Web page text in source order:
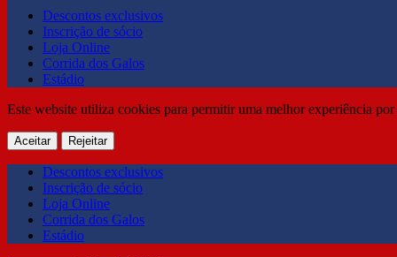
Descontos exclusivos
Inscrição de sócio
Loja Online
Corrida dos Galos
Estádio
Este website utiliza cookies para permitir uma melhor experiência
Aceitar Rejeitar
Descontos exclusivos
Inscrição de sócio
Loja Online
Corrida dos Galos
Estádio